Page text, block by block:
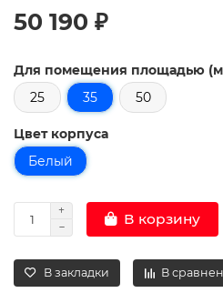
50 190 ₽
Для помещения площадью
25
35 50
Цвет корпуса
Белый
В корзину
В закладки В